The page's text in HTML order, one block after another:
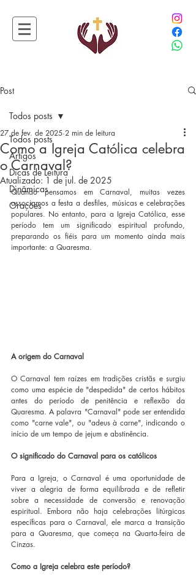
Post
Todos posts
Artigos
Dicas de Leitura
Dinâmicas
Orações
Todos posts
Como a Igreja Católica celebra
o Carnaval?
27 de fev. de 2025 2 min de leitura
Atualizado: 1 de jul. de 2025
Quando pensamos em Carnaval, muitas vezes
associamos a festa a desfiles, músicas e celebrações
populares. No entanto, para a Igreja Católica, esse
período tem um significado espiritual profundo,
preparando os fiéis para um momento ainda mais
importante: a Quaresma.
A origem do Carnaval
O Carnaval tem raízes em tradições cristãs e surgiu
como uma espécie de "despedida" de certos hábitos
antes do período de penitência e reflexão da
Quaresma. A palavra "Carnaval" pode ser entendida
como "carne vale", ou "adeus à carne", indicando o
início de um tempo de jejum e abstinência.
O significado do Carnaval para os católicos
Para a Igreja, o Carnaval é uma oportunidade de
viver a alegria de forma equilibrada e de refletir
sobre a necessidade de conversão e renovação
espiritual. Embora não haja celebrações litúrgicas
específicas para o Carnaval, ele marca a transição
para a Quaresma, que começa na Quarta-feira de
Cinzas.
Como a Igreja celebra este período?